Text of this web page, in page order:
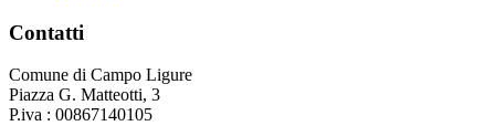
Contatti
Comune di Campo Ligure
Piazza G. Matteotti, 3
P.iva : 00867140105